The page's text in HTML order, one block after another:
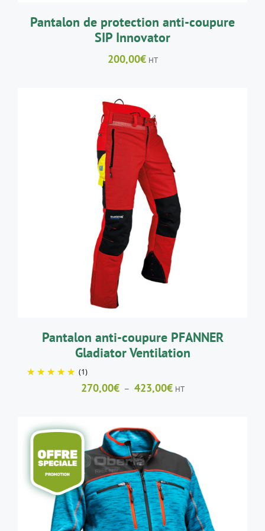
LA
PAGE
DU
Pantalon de protection anti-coupure
SIP Innovator
200,00€ HT
CHOIX DES OPTIONSCE
PRODUIT
A
PLUSIEURS
VARIATIONS.
LES
OPTIONS
PEUVENT
LA
PAGE
DU
DÉTAILS
Pantalon anti-coupure PFANNER
Gladiator Ventilation
(1)
270,00€ – 423,00€Plage
423,00€
HT